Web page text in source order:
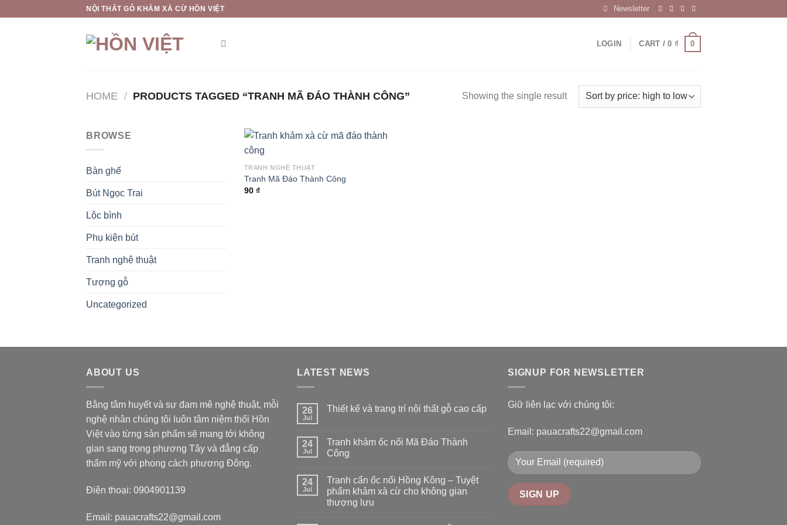
NỘI THẤT GỖ KHẢM XÀ CỪ HỒN VIỆT Newsletter
LOGIN CART /0 ₫ 0
HOME / PRODUCTS TAGGED “TRANH MÃ ĐÁO THÀNH CÔNG” Showing the single result
BROWSE
Bàn ghế
Bút Ngọc Trai
Lộc bình
Phụ kiện bút
Tranh nghệ thuật
Tượng gỗ
Uncategorized
TRANH NGHỆ THUẬT
Tranh Mã Đáo Thành Công
90 ₫
ABOUT US
Bằng tâm huyết và sự đam mê nghệ thuật, mỗi
nghệ nhân chúng tôi luôn tâm niệm thổi Hồn
Việt vào từng sản phẩm sẽ mang tới không
gian sang trọng phương Tây và đẳng cấp
thẩm mỹ với phong cách phương Đông.
Điện thoại: 0904901139
Email: pauacrafts22@gmail.com
LATEST NEWS
26
Jul
Thiết kế và trang trí nội thất gỗ cao cấp
24
Jul
Tranh khảm ốc nổi Mã Đáo Thành
Công
24
Jul
Tranh cẩn ốc nổi Hồng Kông – Tuyệt
phẩm khảm xà cừ cho không gian
thượng lưu
SIGNUP FOR NEWSLETTER
Giữ liên lạc với chúng tôi:
Email: pauacrafts22@gmail.com